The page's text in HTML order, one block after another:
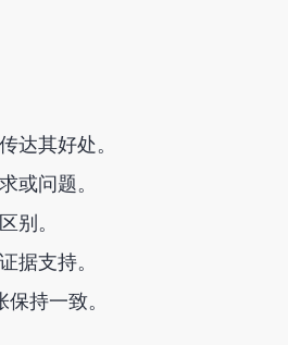
达其好处。
或问题。
别。
据支持。
持一致。